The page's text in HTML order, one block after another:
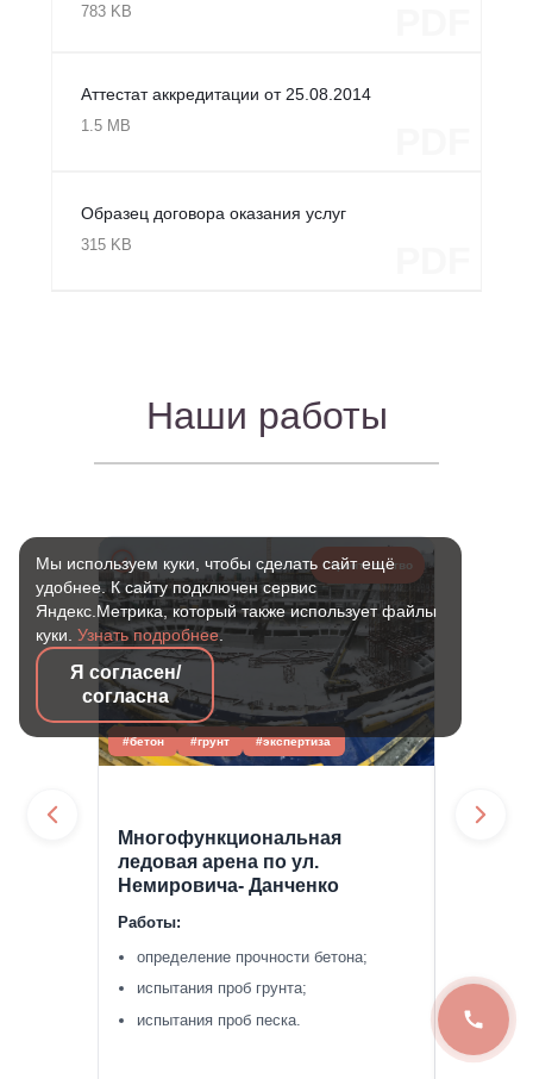
783 KB
Аттестат аккредитации от 25.08.2014
1.5 MB
Образец договора оказания услуг
315 KB
Наши работы
Строительство
#бетон #грунт #экспертиза
Многофункциональная
ледовая арена по ул.
Немировича- Данченко
Работы:
определение прочности бетона;
испытания проб грунта;
испытания проб песка.
Мы используем куки, чтобы сделать сайт ещё
удобнее. К сайту подключен сервис
Яндекс.Метрика, который также использует файлы
куки. Узнать подробнее.
Я согласен/
согласна